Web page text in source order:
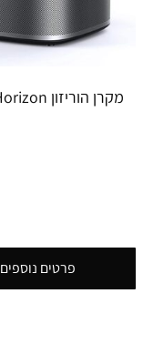
מקרן הוריזון Xgimi Horizon
פרטים נוספים